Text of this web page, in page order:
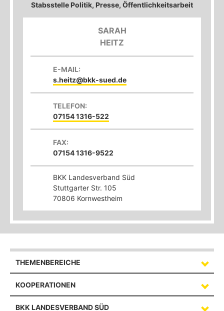
Stabsstelle Politik, Presse, Öffentlichkeitsarbeit
SARAH
HEITZ
E-MAIL:
s.heitz@bkk-sued.de
TELEFON:
07154 1316-522
FAX:
07154 1316-9522
BKK Landesverband Süd
Stuttgarter Str. 105
70806 Kornwestheim
THEMENBEREICHE
KOOPERATIONEN
BKK LANDESVERBAND SÜD